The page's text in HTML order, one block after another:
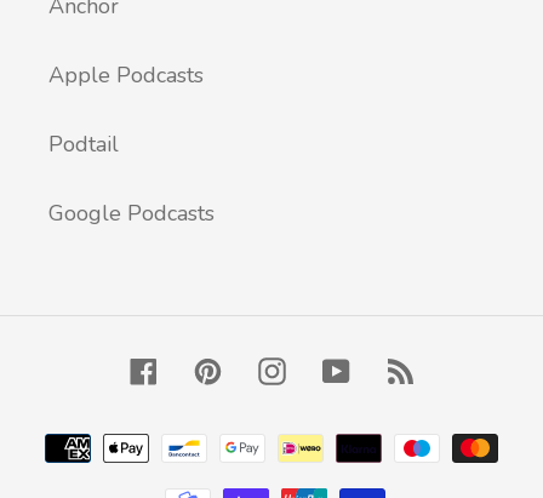
Apple Podcasts
Podtail
Google Podcasts
FacebookPinterestInstagramYouTube
Zahlungsarten